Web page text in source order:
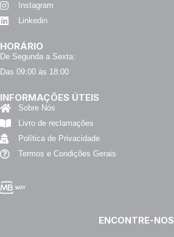
Instagram
Linkedin
HORÁRIO
De Segunda a Sexta:
Das 09:00 às 18:00
INFORMAÇÕES ÚTEIS
Sobre Nós
Livro de reclamações
Política de Privacidade
Termos e Condições Gerais
ENCONTRE-NOS